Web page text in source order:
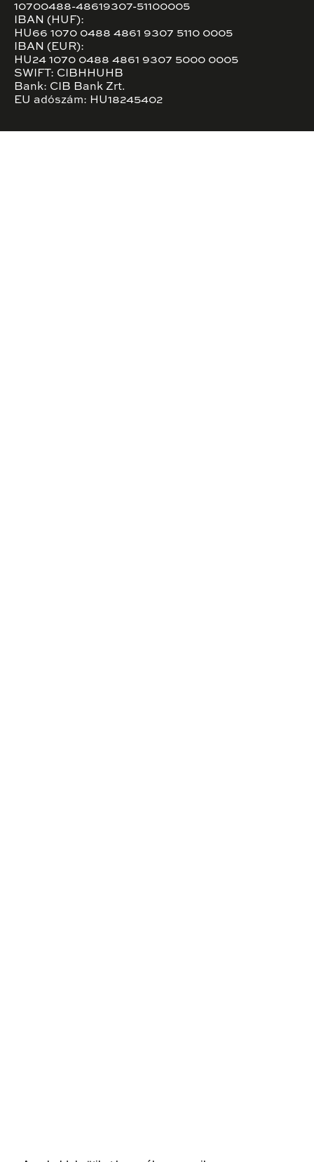
10700488-48619307-51100005
IBAN (HUF):
HU66 1070 0488 4861 9307 5110 0005
IBAN (EUR):
HU24 1070 0488 4861 9307 5000 0005
SWIFT: CIBHHUHB
Bank: CIB Bank Zrt.
EU adószám: HU18245402